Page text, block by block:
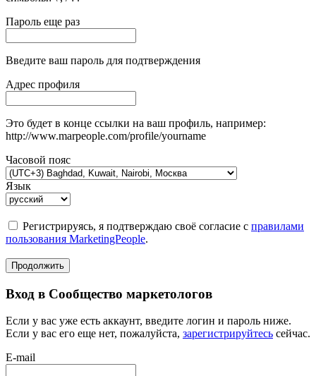
Пароль еще раз
Введите ваш пароль для подтверждения
Адрес профиля
Это будет в конце ссылки на ваш профиль, например:
http://www.marpeople.com/profile/yourname
Часовой пояс
Язык
Регистрируясь, я подтверждаю своё согласие с правилами
пользования MarketingPeople.
Продолжить
Вход в Сообщество маркетологов
Если у вас уже есть аккаунт, введите логин и пароль ниже.
Если у вас его еще нет, пожалуйста, зарегистрируйтесь сейчас.
E-mail